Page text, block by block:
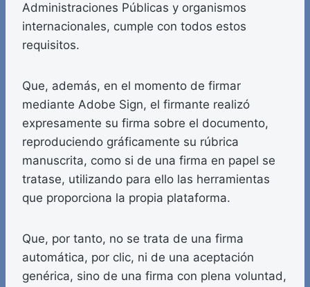
Administraciones Públicas y organismos
internacionales, cumple con todos estos
requisitos.
Que, además, en el momento de firmar
mediante Adobe Sign, el firmante realizó
expresamente su firma sobre el documento,
reproduciendo gráficamente su rúbrica
manuscrita, como si de una firma en papel se
tratase, utilizando para ello las herramientas
que proporciona la propia plataforma.
Que, por tanto, no se trata de una firma
automática, por clic, ni de una aceptación
genérica, sino de una firma con plena voluntad,